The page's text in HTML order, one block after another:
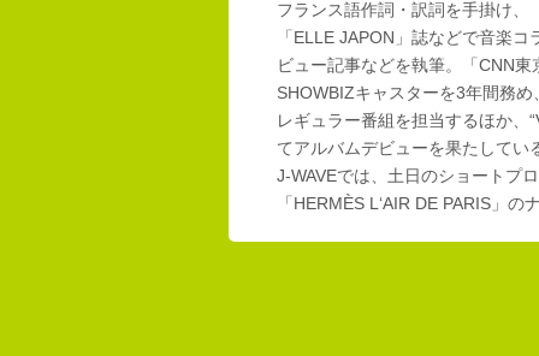
フランス語作詞・訳詞を手掛け、
「ELLE JAPON」誌などで音楽コ
ビュー記事などを執筆。「CNN東
SHOWBIZキャスターを3年間務め
レギュラー番組を担当するほか、
てアルバムデビューを果たしてい
J-WAVEでは、土日のショートプ
「HERMÈS L‘AIR DE PARIS」